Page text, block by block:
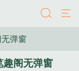
弹窗
趣阁无弹窗